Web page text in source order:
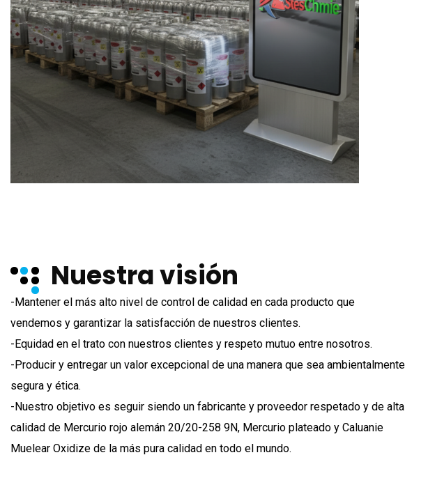
Nuestra visión
-Mantener el más alto nivel de control de calidad en cada producto que
vendemos y garantizar la satisfacción de nuestros clientes.
-Equidad en el trato con nuestros clientes y respeto mutuo entre nosotros.
-Producir y entregar un valor excepcional de una manera que sea ambientalmente
segura y ética.
-Nuestro objetivo es seguir siendo un fabricante y proveedor respetado y de alta
calidad de Mercurio rojo alemán 20/20-258 9N, Mercurio plateado y Caluanie
Muelear Oxidize de la más pura calidad en todo el mundo.